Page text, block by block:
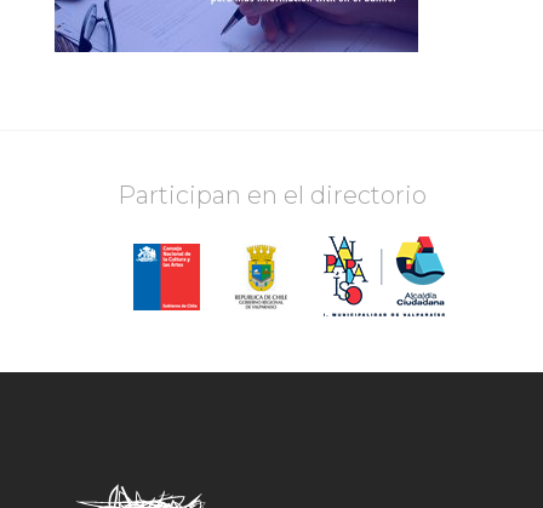
Participan en el directorio